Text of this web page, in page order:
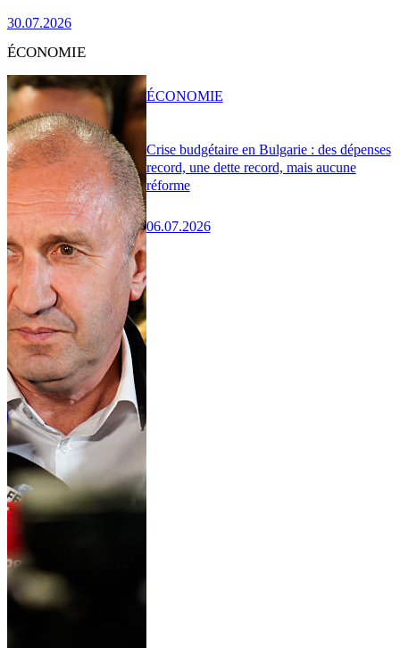
30.07.2026
ÉCONOMIE
Crise budgétaire en Bulgarie : des dépenses
record, une dette record, mais aucune
réforme
06.07.2026
ÉCONOMIE